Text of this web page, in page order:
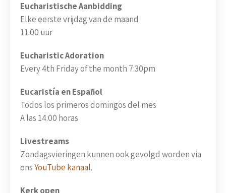
Eucharistische Aanbidding
Elke eerste vrijdag van de maand
11:00 uur
Eucharistic Adoration
Every 4th Friday of the month 7:30pm
Eucaristía en Español
Todos los primeros domingos del mes
A las 14.00 horas
Livestreams
Zondagsvieringen kunnen ook gevolgd worden via
onsYouTube kanaal.
Kerk open